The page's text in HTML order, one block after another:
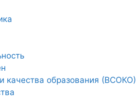
качества образования (ВСОКО)